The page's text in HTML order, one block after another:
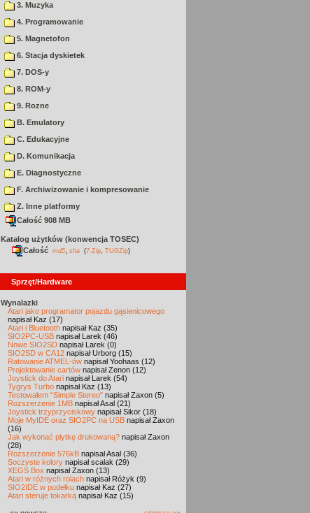
3. Muzyka
4. Programowanie
5. Magnetofon
6. Stacja dyskietek
7. DOS-y
8. ROM-y
9. Rozne
B. Emulatory
C. Edukacyjne
D. Komunikacja
E. Diagnostyczne
F. Archiwizowanie i kompresowanie
Z. Inne platformy
Całość 908 MB
Katalog użytków (konwencja TOSEC)
Całość md5 sha (7-Zip TUGZip)
Sprzęt/Hardware
Wynalazki
Atari jako programator pojazdu gąsienicowego
napisał Kaz (17)
Atari i Bluetooth napisał Kaz (35)
SIO2PC-USB napisał Larek (46)
Nowe SIO2SD napisał Larek (0)
SIO2SD w CA12 napisał Urborg (15)
Ratowanie ATMEL-ów napisał Yoohaas (12)
Projektowanie cartów napisał Zenon (12)
Joystick do Atari napisał Larek (54)
Tygrys Turbo napisał Kaz (13)
Testowałem "Simple Stereo" napisał Zaxon (5)
Rozszerzenie 1MB napisał Asal (21)
Joystick trzyprzyciskowy napisał Sikor (18)
Moje MyIDE oraz SIO2PC na USB napisał Zaxon
(16)
Jak wykonać płytkę drukowaną? napisał Zaxon
(28)
Rozszerzenie 576kB napisał Asal (36)
Soczyste kolory napisał scalak (29)
XEGS Box napisał Zaxon (13)
Atari w różnych rolach napisał Różyk (9)
SIO2IDE w pudełku napisał Kaz (27)
Atari steruje tokarką napisał Kaz (15)